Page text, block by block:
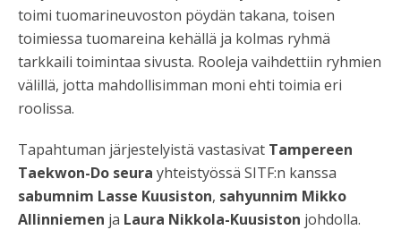
toimi tuomarineuvoston pöydän takana, toisen
toimiessa tuomareina kehällä ja kolmas ryhmä
tarkkaili toimintaa sivusta. Rooleja vaihdettiin ryhmien
välillä, jotta mahdollisimman moni ehti toimia eri
roolissa.
Tapahtuman järjestelyistä vastasivat Tampereen
Taekwon-Do seura yhteistyössä SITF:n kanssa
sabumnim Lasse Kuusiston, sahyunnim Mikko
Allinniemen ja Laura Nikkola-Kuusiston johdolla.